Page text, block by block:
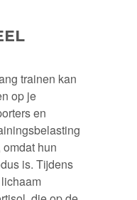
trainen kan
op je
en
hun
is. Tijdens